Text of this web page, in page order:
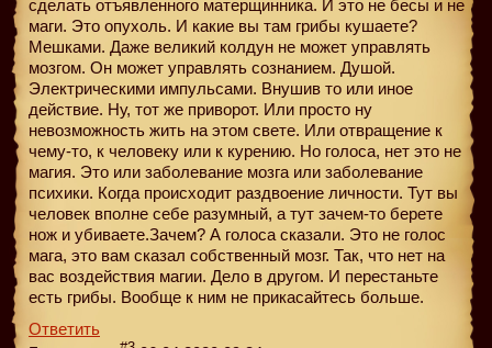
сделать отъявленного матерщинника. И это не бесы и не
маги. Это опухоль. И какие вы там грибы кушаете?
Мешками. Даже великий колдун не может управлять
мозгом. Он может управлять сознанием. Душой.
Электрическими импульсами. Внушив то или иное
действие. Ну, тот же приворот. Или просто ну
невозможность жить на этом свете. Или отвращение к
чему-то, к человеку или к курению. Но голоса, нет это не
магия. Это или заболевание мозга или заболевание
психики. Когда происходит раздвоение личности. Тут вы
человек вполне себе разумный, а тут зачем-то берете
нож и убиваете.Зачем? А голоса сказали. Это не голос
мага, это вам сказал собственный мозг. Так, что нет на
вас воздействия магии. Дело в другом. И перестаньте
есть грибы. Вообще к ним не прикасайтесь больше.
Ответить